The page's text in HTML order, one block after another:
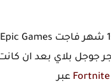
جوجل بلاي بعد ان
عبر